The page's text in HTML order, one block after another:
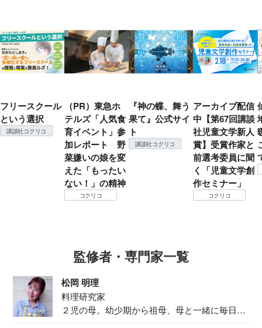
フリースクール
という選択
講談社コクリコ
（PR）東急ホ
テルズ「人気食
育イベント」参
加レポート 野
菜嫌いの娘を変
えた「もったい
ない！」の精神
コクリコ
『神の蝶、舞う
果て』公式サイ
ト
講談社コクリコ
アーカイブ配信
中【第67回講談
社児童文学新人
賞】受賞作家と
前選考委員に聞
く「児童文学創
作セミナー」
コクリコ
監修者・専門家一覧
松岡 明理
料理研究家
２児の母。幼少期から祖母、母と一緒に毎日の